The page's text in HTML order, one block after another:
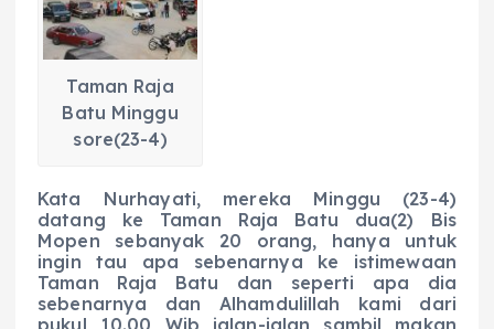
Taman Raja
Batu Minggu
sore(23-4)
Kata Nurhayati, mereka Minggu (23-4)
datang ke Taman Raja Batu dua(2) Bis
Mopen sebanyak 20 orang, hanya untuk
ingin tau apa sebenarnya ke istimewaan
Taman Raja Batu dan seperti apa dia
sebenarnya dan Alhamdulillah kami dari